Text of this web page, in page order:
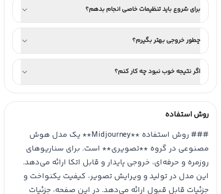
برای شروع باید تنظیمات خاصی انجام بدهم؟
چطور خروجی بهتر بگیرم؟
اگر نتیجه خوب نبود چه کار کنم؟
روش استفاده
### روش استفاده **Midjourney** یک مدل هوش
مصنوعی در گروه **تصویری** است. برای سناریوهای
روزمره و حرفه‌ای، خروجی پایدار و قابل اتکا ارائه می‌دهد.
این مدل در تولید و ویرایش تصویر، کیفیت یکنواخت و
جزئیات قابل قبول ارائه می‌دهد. در این صفحه، جزئیات